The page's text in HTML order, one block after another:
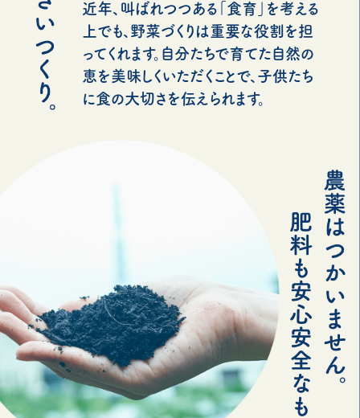
近年、叫ばれつつある「食育」を考える
上でも、野菜づくりは重要な役割を担
ってくれます。自分たちで育てた自然の
恵を美味しくいただくことで、子供たち
に食の大切さを伝えられます。